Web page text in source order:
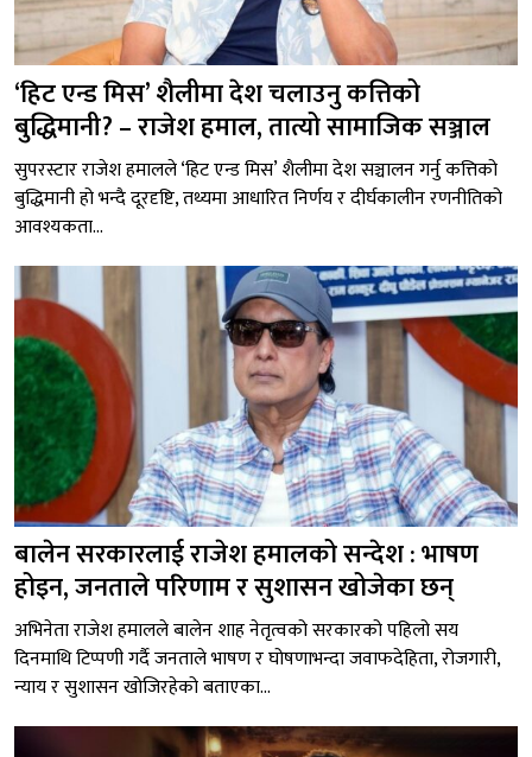
‘हिट एन्ड मिस’ शैलीमा देश चलाउनु कत्तिको
बुद्धिमानी? – राजेश हमाल, तात्यो सामाजिक सञ्जाल
सुपरस्टार राजेश हमालले ‘हिट एन्ड मिस’ शैलीमा देश सञ्चालन गर्नु कत्तिको
बुद्धिमानी हो भन्दै दूरदृष्टि, तथ्यमा आधारित निर्णय र दीर्घकालीन रणनीतिको
आवश्यकता...
बालेन सरकारलाई राजेश हमालको सन्देश : भाषण
होइन, जनताले परिणाम र सुशासन खोजेका छन्
अभिनेता राजेश हमालले बालेन शाह नेतृत्वको सरकारको पहिलो सय
दिनमाथि टिप्पणी गर्दै जनताले भाषण र घोषणाभन्दा जवाफदेहिता, रोजगारी,
न्याय र सुशासन खोजिरहेको बताएका...